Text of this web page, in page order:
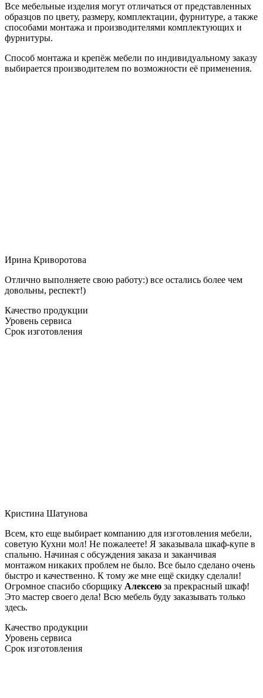
Все мебельные изделия могут отличаться от представленных
образцов по цвету, размеру, комплектации, фурнитуре, а также
способами монтажа и производителями комплектующих и
фурнитуры.
Способ монтажа и крепёж мебели по индивидуальному заказу
выбирается производителем по возможности её применения.
Ирина Криворотова
Отлично выполняете свою работу:) все остались более чем
довольны, респект!)
Качество продукции
Уровень сервиса
Срок изготовления
Кристина Шатунова
Всем, кто еще выбирает компанию для изготовления мебели,
советую Кухни мол! Не пожалеете! Я заказывала шкаф-купе в
спальню. Начиная с обсуждения заказа и заканчивая
монтажом никаких проблем не было. Все было сделано очень
быстро и качественно. К тому же мне ещё скидку сделали!
Огромное спасибо сборщику Алексею за прекрасный шкаф!
Это мастер своего дела! Всю мебель буду заказывать только
здесь.
Качество продукции
Уровень сервиса
Срок изготовления